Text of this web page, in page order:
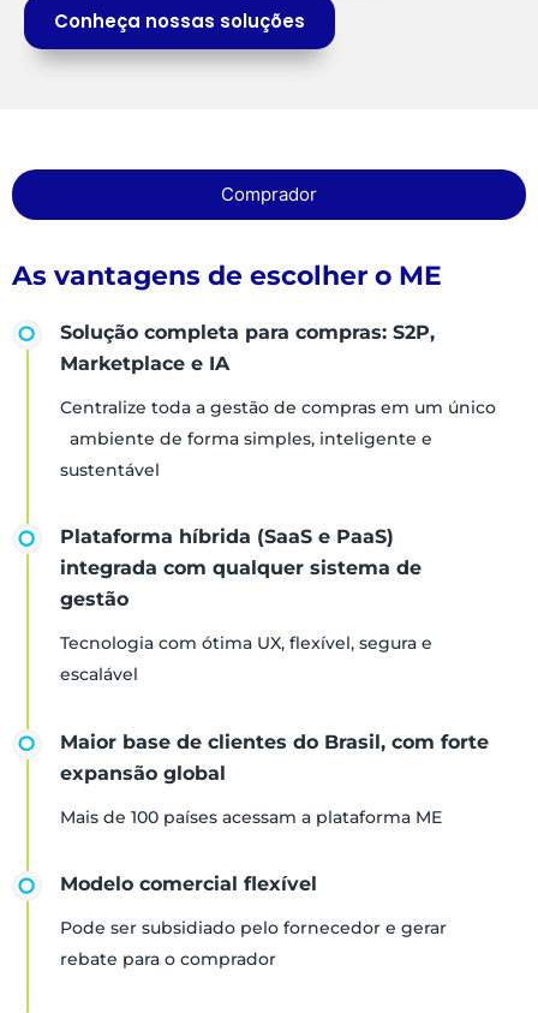
Conheça nossas soluções
Comprador
As vantagens de escolher o ME
Solução completa para compras: S2P,
Marketplace e IA
Centralize toda a gestão de compras em um único
ambiente de forma simples, inteligente e
sustentável
Plataforma híbrida (SaaS e PaaS)
integrada com qualquer sistema de
gestão
Tecnologia com ótima UX, flexível, segura e
escalável
Maior base de clientes do Brasil, com forte
expansão global
Mais de 100 países acessam a plataforma ME
Modelo comercial flexível
Pode ser subsidiado pelo fornecedor e gerar
rebate para o comprador